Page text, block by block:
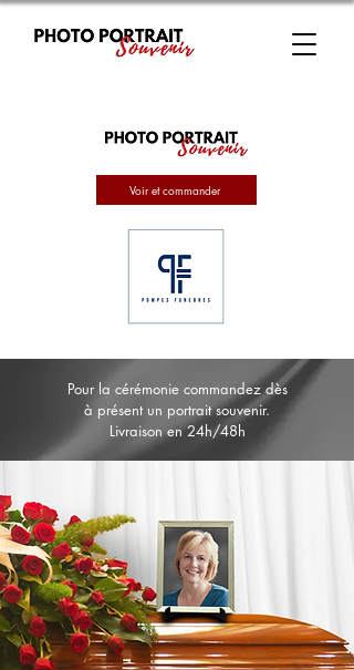
Voir et commander
Pour la cérémonie commandez dès
à présent un portrait souvenir.
Livraison en 24h/48h